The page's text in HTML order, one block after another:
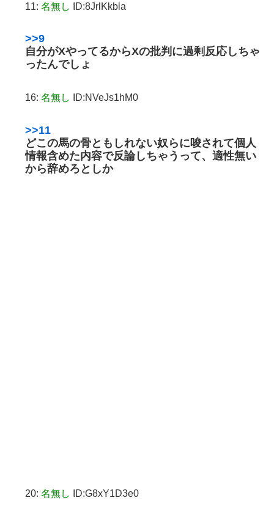
11: 名無し ID:8JrlKkbla
>>9
自分がXやってるからXの批判に過剰反応しちゃ
ったんでしょ
16: 名無し ID:NVeJs1hM0
>>11
どこの馬の骨ともしれない奴らに唆されて個人
情報含めた内容で反論しちゃうって、適性無い
から辞めろとしか
20: 名無し ID:G8xY1D3e0